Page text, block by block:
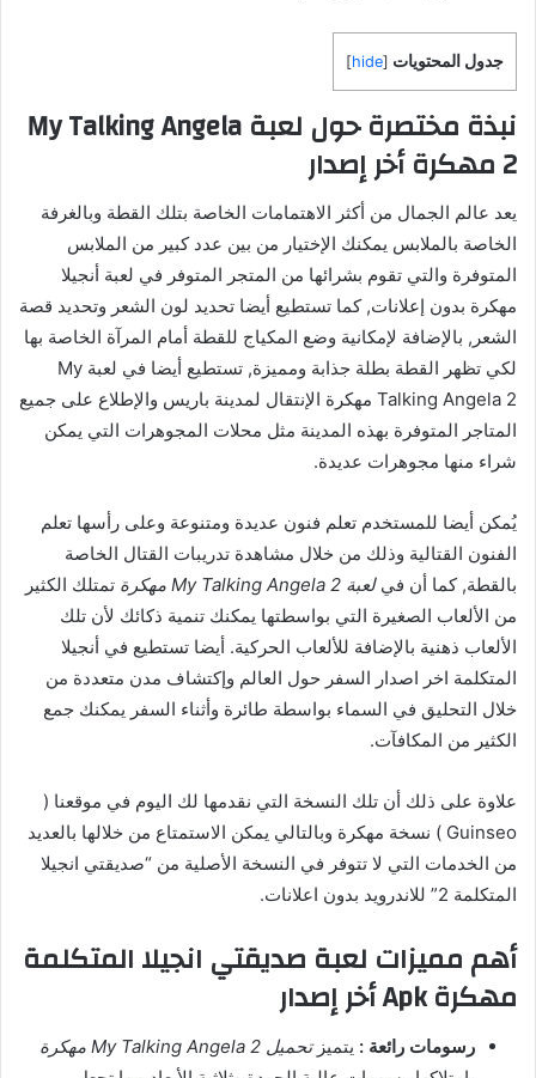
جدول المحتويات [
hide
]
نبذة مختصرة حول لعبة My Talking Angela
2 مهكرة أخر إصدار
يعد عالم الجمال من أكثر الاهتمامات الخاصة بتلك القطة وبالغرفة
الخاصة بالملابس يمكنك الإختيار من بين عدد كبير من الملابس
المتوفرة والتي تقوم بشرائها من المتجر المتوفر في لعبة أنجيلا
مهكرة بدون إعلانات, كما تستطيع أيضا تحديد لون الشعر وتحديد قصة
الشعر, بالإضافة لإمكانية وضع المكياج للقطة أمام المرآة الخاصة بها
لكي تظهر القطة بطلة جذابة ومميزة, تستطيع أيضا في لعبة My
Talking Angela 2 مهكرة الإنتقال لمدينة باريس والإطلاع على جميع
المتاجر المتوفرة بهذه المدينة مثل محلات المجوهرات التي يمكن
شراء منها مجوهرات عديدة.
يُمكن أيضا للمستخدم تعلم فنون عديدة ومتنوعة وعلى رأسها تعلم
الفنون القتالية وذلك من خلال مشاهدة تدريبات القتال الخاصة
بالقطة, كما أن فيلعبة My Talking Angela 2 مهكرة
تمتلك الكثير
من الألعاب الصغيرة التي بواسطتها يمكنك تنمية ذكائك لأن تلك
الألعاب ذهنية بالإضافة للألعاب الحركية. أيضا تستطيع في أنجيلا
المتكلمة اخر اصدار السفر حول العالم وإكتشاف مدن متعددة من
خلال التحليق في السماء بواسطة طائرة وأثناء السفر يمكنك جمع
الكثير من المكافآت.
علاوة على ذلك أن تلك النسخة التي نقدمها لك اليوم في موقعنا (
Guinseo ) نسخة مهكرة وبالتالي يمكن الاستمتاع من خلالها بالعديد
من الخدمات التي لا تتوفر في النسخة الأصلية من “صديقتي انجيلا
المتكلمة 2” للاندرويد بدون اعلانات.
أهم مميزات لعبة صديقتي انجيلا المتكلمة
مهكرة Apk أخر إصدار
رسومات رائعة : يتميزتحميل My Talking Angela 2 مهكرة